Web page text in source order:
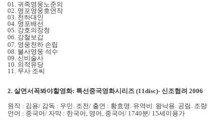
01. 귀족영웅노준의
02. 명포영웅호연작
03. 천하대인
04. 명포배선
05. 강호의장청
06. 강철보갑
07. 영웅천하 손립
08. 불사영웅 석수
09. 신비술사
10. 의적유당
11. 무사 조씨
2. 살면서꼭봐야할영화: 특선중국영화시리즈 (11disc)- 신조협려 2006
원작 : 김용/ 감독 : 우민. 조전/ 출연 : 황효명. 유역비. 왕낙용. 공림. 조량
언어 : 중국어/ 자막 : 한국어, 영어, 중국어/ 1740분/ 15세이용가